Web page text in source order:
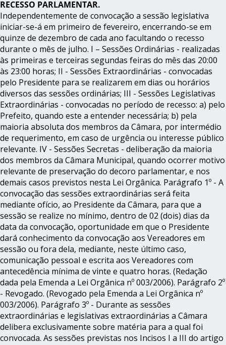
RECESSO PARLAMENTAR.
Independentemente de convocação a sessão legislativa
iniciar-se-á em primeiro de fevereiro, encerrando-se em
quinze de dezembro de cada ano facultando o recesso
durante o mês de julho. I – Sessões Ordinárias - realizadas
às primeiras e terceiras segundas feiras do mês das 20:00
às 23:00 horas; II - Sessões Extraordinárias - convocadas
pelo Presidente para se realizarem em dias ou horários
diversos das sessões ordinárias; III - Sessões Legislativas
Extraordinárias - convocadas no período de recesso: a) pelo
Prefeito, quando este a entender necessária; b) pela
maioria absoluta dos membros da Câmara, por intermédio
de requerimento, em caso de urgência ou interesse público
relevante. IV - Sessões Secretas - deliberação da maioria
dos membros da Câmara Municipal, quando ocorrer motivo
relevante de preservação do decoro parlamentar, e nos
demais casos previstos nesta Lei Orgânica. Parágrafo 1º - A
convocação das sessões extraordinárias será feita
mediante ofício, ao Presidente da Câmara, para que a
sessão se realize no mínimo, dentro de 02 (dois) dias da
data da convocação, oportunidade em que o Presidente
dará conhecimento da convocação aos Vereadores em
sessão ou fora dela, mediante, neste último caso,
comunicação pessoal e escrita aos Vereadores com
antecedência mínima de vinte e quatro horas. (Redação
dada pela Emenda a Lei Orgânica nº 003/2006). Parágrafo 2º
- Revogado. (Revogado pela Emenda a Lei Orgânica nº
003/2006). Parágrafo 3º - Durante as sessões
extraordinárias e legislativas extraordinárias a Câmara
delibera exclusivamente sobre matéria para a qual foi
convocada. As sessões previstas nos Incisos I a III do artigo